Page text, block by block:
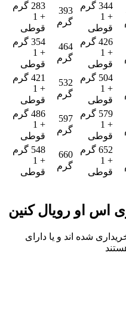
344 گرم
+ 1
قوطی
393
گرم
283 گرم
+ 1
قوطی
426 گرم
+ 1
قوطی
464
گرم
354 گرم
+ 1
قوطی
504 گرم
+ 1
قوطی
532
گرم
421 گرم
+ 1
قوطی
579 گرم
+ 1
قوطی
597
گرم
486 گرم
+ 1
قوطی
652 گرم
+ 1
قوطی
660
گرم
548 گرم
+ 1
قوطی
اس او رویال کنین
شده اند و یا دارای